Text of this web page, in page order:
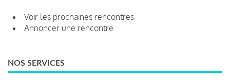
Voir les prochaines rencontres
Annoncer une rencontre
NOS SERVICES